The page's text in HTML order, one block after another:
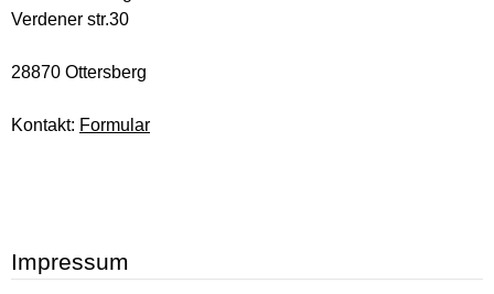
Verdener str.30
28870 Ottersberg
Kontakt: Formular
Impressum